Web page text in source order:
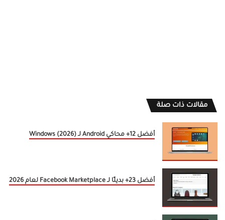
مقالات ذات صلة
أفضل 12+ محاكي Android لـ Windows (2026)
أفضل 23+ بديلًا لـ Facebook Marketplace لعام 2026